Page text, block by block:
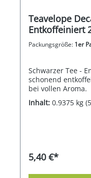
Teavelope
Entkoffeiniert
Packungsgröße: 1er
Schwarzer Tee -
schonend
bei vollen Aroma.
Inhalt: 0.9375 kg
5,40 €*